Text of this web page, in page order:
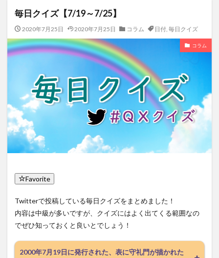
毎日クイズ【7/19～7/25】
2020年7月25日 2020年7月25日 コラム 日付, 毎日クイズ
コラム
Favorite
Twitterで投稿している毎日クイズをまとめました！
内容は中級が多いですが、クイズにはよく出てくる範囲なの
でぜひ知っておくと良いとでしょう！
2000年7月19日に発行された、表に守礼門が描かれた